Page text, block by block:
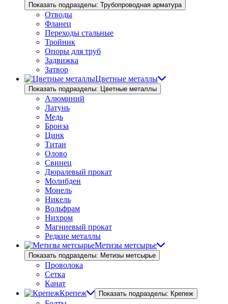
Показать подразделы: Трубопроводная арматура
Отводы
Фланец
Переходы стальные
Тройник
Опоры для труб
Задвижка
Затвор
Цветные металлы
Показать подразделы: Цветные металлы
Алюминий
Латунь
Медь
Бронза
Цинк
Титан
Олово
Свинец
Дюралевый прокат
Молибден
Монель
Никель
Вольфрам
Нихром
Магниевый прокат
Редкие металлы
Метизы метсырье
Показать подразделы: Метизы метсырье
Проволока
Сетка
Канат
Крепеж
Показать подразделы: Крепеж